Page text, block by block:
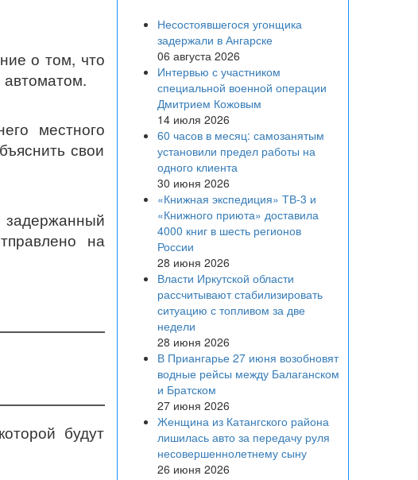
о том, что
местного
свои
задержанный
на
будут
Несостоявшегося угонщика
задержали в Ангарске
06 августа 2026
Интервью с участником
специальной военной операции
Дмитрием Кожовым
14 июля 2026
60 часов в месяц: самозанятым
установили предел работы на
одного клиента
30 июня 2026
«Книжная экспедиция» ТВ-3 и
«Книжного приюта» доставила
4000 книг в шесть регионов
России
28 июня 2026
Власти Иркутской области
рассчитывают стабилизировать
ситуацию с топливом за две
недели
28 июня 2026
В Приангарье 27 июня возобновят
водные рейсы между Балаганском
и Братском
27 июня 2026
Женщина из Катангского района
лишилась авто за передачу руля
несовершеннолетнему сыну
26 июня 2026